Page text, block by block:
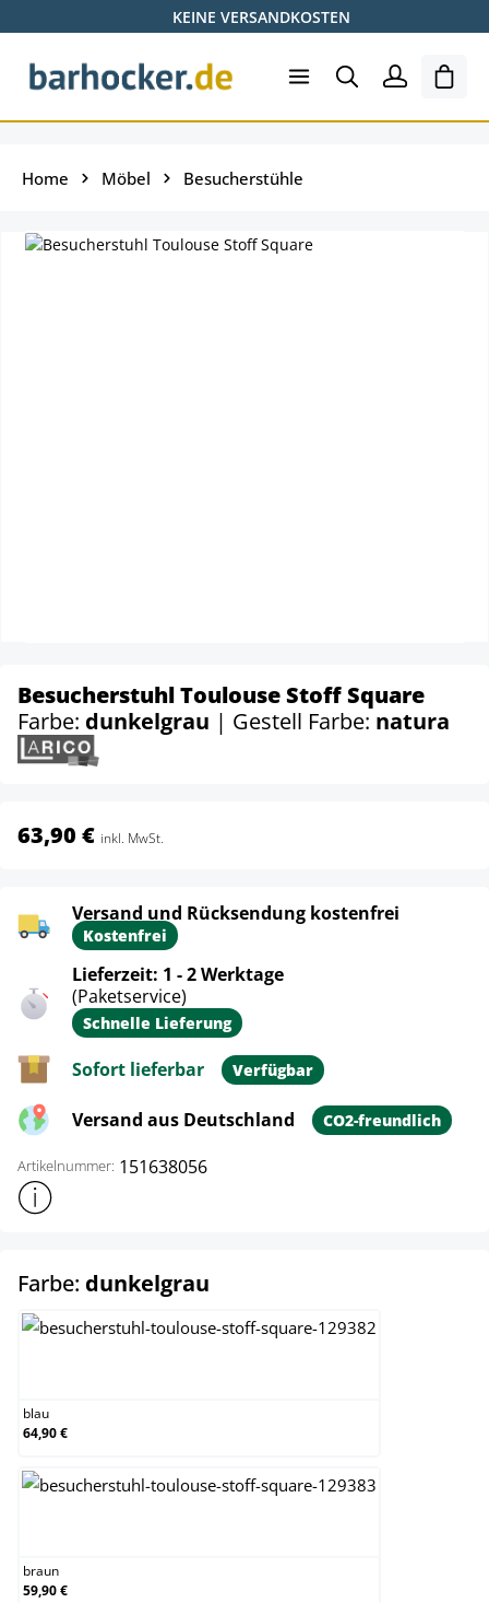
Zum Hauptinhalt springenKEINE VERSANDKOSTEN
Home Möbel Besucherstühle
Besucherstuhl Toulouse Stoff Square
Farbe: dunkelgrau | Gestell Farbe: natura
63,90 € inkl. MwSt.
Versand und Rücksendung kostenfrei
Kostenfrei
Lieferzeit: 1 - 2 Werktage
(Paketservice)
Schnelle Lieferung
Sofort lieferbar Verfügbar
Versand aus Deutschland CO2-freundlich
Artikelnummer: 151638056
Weitere Produktinformationen anzeigen
Farbe: dunkelgrau
blau
64,90 €
braun
59,90 €